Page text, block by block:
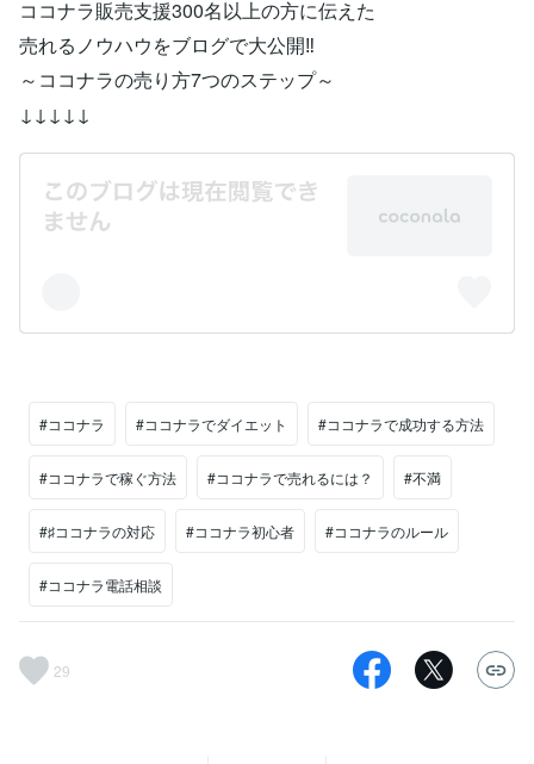
ココナラ販売支援300名以上の方に伝えた
売れるノウハウをブログで大公開‼
～ココナラの売り方7つのステップ～
↓↓↓↓↓
#ココナラ #ココナラでダイエット #ココナラで成功する方法
#ココナラで稼ぐ方法 #ココナラで売れるには？ #不満
#♯ココナラの対応 #ココナラ初心者 #ココナラのルール
#ココナラ電話相談
29